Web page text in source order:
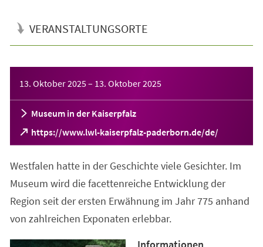
VERANSTALTUNGSORTE
13. Oktober 2025– 13. Oktober 2025
Museum in der Kaiserpfalz
https://www.lwl-kaiserpfalz-paderborn.de/de/
(Öffnet
in
neuen
Westfalen hatte in der Geschichte viele Gesichter. Im
Museum wird die facettenreiche Entwicklung der
Region seit der ersten Erwähnung im Jahr 775 anhand
von zahlreichen Exponaten erlebbar.
Informationen